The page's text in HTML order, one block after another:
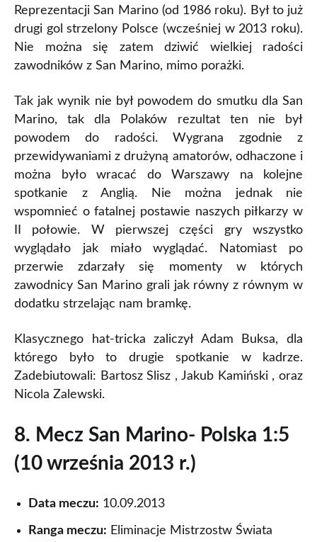
Reprezentacji San Marino (od 1986 roku). Był to już
drugi gol strzelony Polsce (wcześniej w 2013 roku).
Nie można się zatem dziwić wielkiej radości
zawodników z San Marino, mimo porażki.
Tak jak wynik nie był powodem do smutku dla San
Marino, tak dla Polaków rezultat ten nie był
powodem do radości. Wygrana zgodnie z
przewidywaniami z drużyną amatorów, odhaczone i
można było wracać do Warszawy na kolejne
spotkanie z Anglią. Nie można jednak nie
wspomnieć o fatalnej postawie naszych piłkarzy w
II połowie. W pierwszej części gry wszystko
wyglądało jak miało wyglądać. Natomiast po
przerwie zdarzały się momenty w których
zawodnicy San Marino grali jak równy z równym w
dodatku strzelając nam bramkę.
Klasycznego hat-tricka zaliczył Adam Buksa, dla
którego było to drugie spotkanie w kadrze.
Zadebiutowali: Bartosz Slisz , Jakub Kamiński , oraz
Nicola Zalewski.
8. Mecz San Marino- Polska 1:5
(10 września 2013 r.)
Data meczu: 10.09.2013
Ranga meczu: Eliminacje Mistrzostw Świata